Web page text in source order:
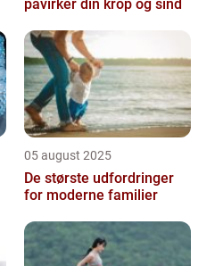
påvirker din krop og sind
05 august 2025
De største udfordringer
for moderne familier